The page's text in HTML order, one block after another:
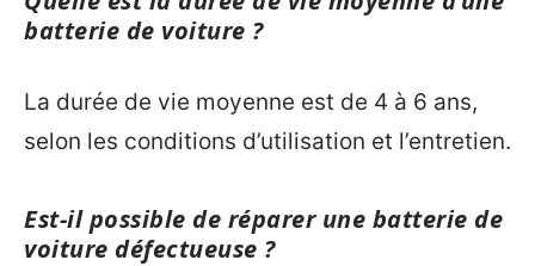
batterie de voiture ?
La durée de vie moyenne est de 4 à 6 ans,
selon les conditions d’utilisation et l’entretien.
Est-il possible de réparer une batterie de
voiture défectueuse ?